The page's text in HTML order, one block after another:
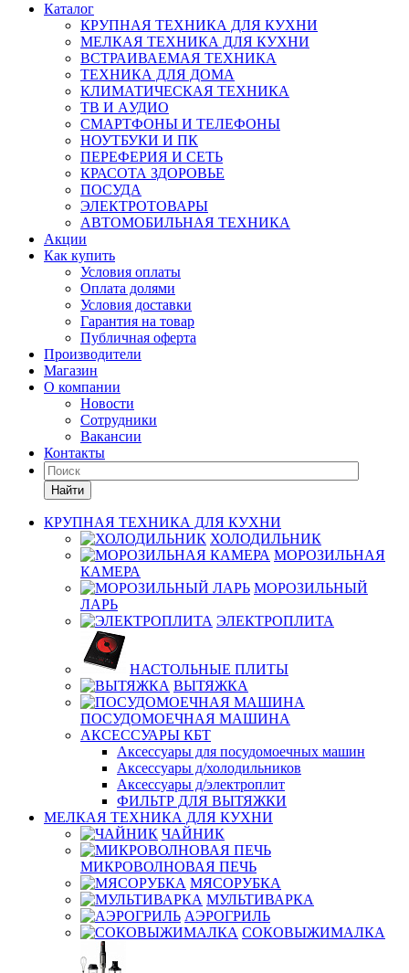
Каталог
КРУПНАЯ ТЕХНИКА ДЛЯ КУХНИ
МЕЛКАЯ ТЕХНИКА ДЛЯ КУХНИ
ВСТРАИВАЕМАЯ ТЕХНИКА
ТЕХНИКА ДЛЯ ДОМА
КЛИМАТИЧЕСКАЯ ТЕХНИКА
ТВ И AУДИО
СМАРТФОНЫ И ТЕЛЕФОНЫ
НОУТБУКИ И ПК
ПЕРЕФЕРИЯ И СЕТЬ
КРАСОТА ЗДОРОВЬЕ
ПОСУДА
ЭЛЕКТРОТОВАРЫ
АВТОМОБИЛЬНАЯ ТЕХНИКА
Акции
Как купить
Условия оплаты
Оплата долями
Условия доставки
Гарантия на товар
Публичная оферта
Производители
Магазин
О компании
Новости
Сотрудники
Вакансии
Контакты
Найти
КРУПНАЯ ТЕХНИКА ДЛЯ КУХНИ
ХОЛОДИЛЬНИК
МОРОЗИЛЬНАЯ
КАМЕРА
МОРОЗИЛЬНЫЙ
ЛАРЬ
ЭЛЕКТРОПЛИТА
НАСТОЛЬНЫЕ ПЛИТЫ
ВЫТЯЖКА
ПОСУДОМОЕЧНАЯ МАШИНА
АКСЕССУАРЫ КБТ
Аксессуары для посудомоечных машин
Аксессуары д/холодильников
Аксессуары д/электроплит
ФИЛЬТР ДЛЯ ВЫТЯЖКИ
МЕЛКАЯ ТЕХНИКА ДЛЯ КУХНИ
ЧАЙНИК
МИКРОВОЛНОВАЯ ПЕЧЬ
МЯСОРУБКА
МУЛЬТИВАРКА
АЭРОГРИЛЬ
СОКОВЫЖИМАЛКА